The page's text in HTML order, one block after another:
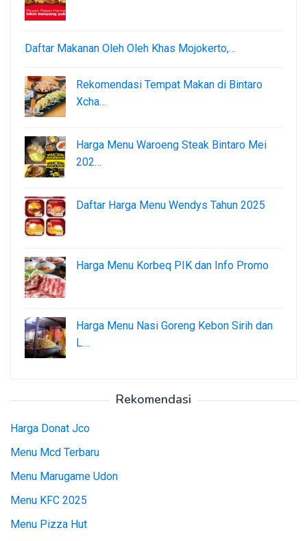
Daftar Makanan Oleh Oleh Khas Mojokerto,…
Rekomendasi Tempat Makan di Bintaro
Xcha…
Harga Menu Waroeng Steak Bintaro Mei
202…
Daftar Harga Menu Wendys Tahun 2025
Harga Menu Korbeq PIK dan Info Promo
Harga Menu Nasi Goreng Kebon Sirih dan
L…
Rekomendasi
Harga Donat Jco
Menu Mcd Terbaru
Menu Marugame Udon
Menu KFC 2025
Menu Pizza Hut